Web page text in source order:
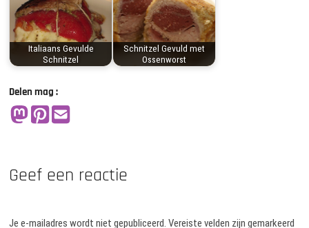
Italiaans Gevulde
Schnitzel
Schnitzel Gevuld met
Ossenworst
Delen mag :
Geef een reactie
Je e-mailadres wordt niet gepubliceerd. Vereiste velden zijn gemarkeerd